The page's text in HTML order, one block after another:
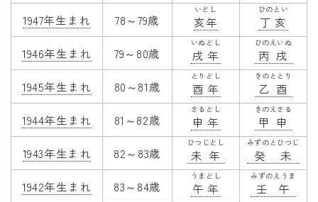
1947年生まれ 78～79歳 亥年
いどし
丁亥
ひのとい
1946年生まれ 79～80歳 戌年
いぬどし
丙戌
ひのえいぬ
1945年生まれ 80～81歳 酉年
とりどし
乙酉
きのととり
1944年生まれ 81～82歳 申年
さるどし
甲申
きのえさる
1943年生まれ 82～83歳 未年
ひつじどし
癸未
みずのとひつじ
1942年生まれ 83～84歳 午年
うまどし
壬午
みずのえうま